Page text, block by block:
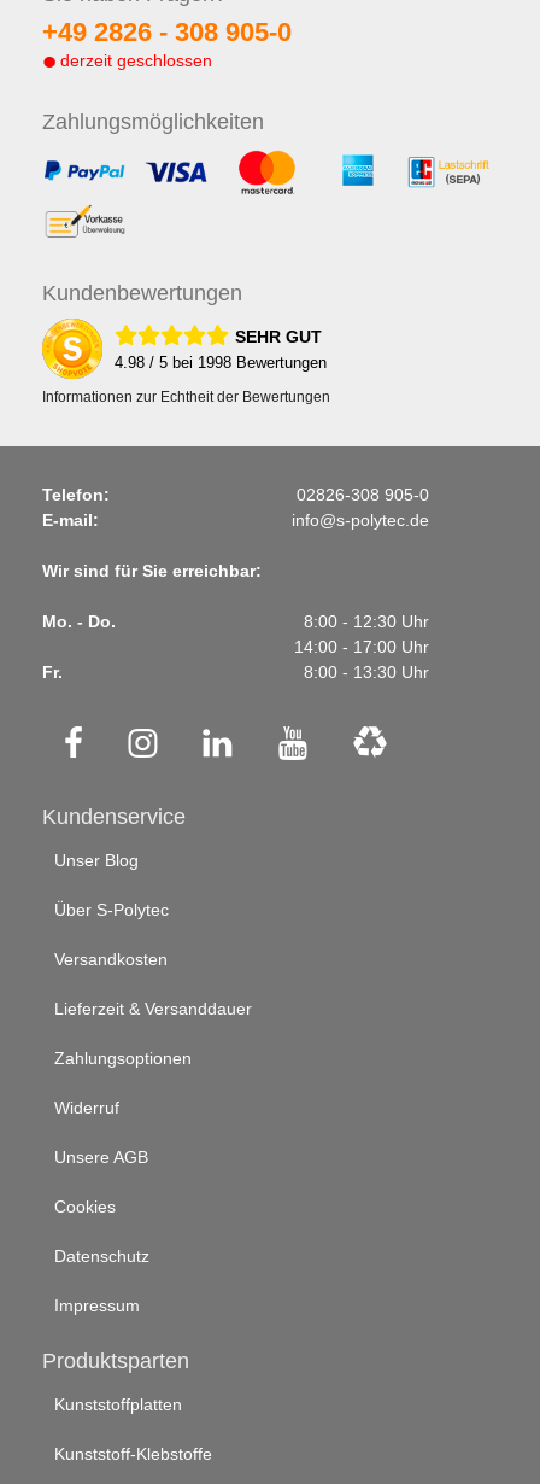
+49 2826 - 308 905-0
derzeit geschlossen
Zahlungsmöglichkeiten
Kundenbewertungen
SEHR GUT
4.98 / 5 bei 1998 Bewertungen
Informationen zur Echtheit der Bewertungen
Telefon:
02826-308 905-0
E-mail:
info@s-polytec.de
Wir sind für Sie erreichbar:
Mo. - Do.
8:00 - 12:30 Uhr
14:00 - 17:00 Uhr
Fr.
8:00 - 13:30 Uhr
Kundenservice
Unser Blog
Über S-Polytec
Versandkosten
Lieferzeit & Versanddauer
Zahlungsoptionen
Widerruf
Unsere AGB
Cookies
Datenschutz
Impressum
Produktsparten
Kunststoffplatten
Kunststoff-Klebstoffe